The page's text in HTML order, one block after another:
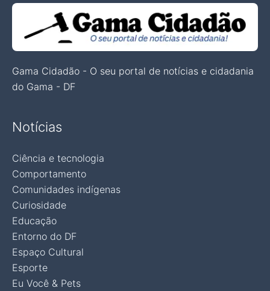
Gama Cidadão - O seu portal de notícias e cidadania
do Gama - DF
Notícias
Ciência e tecnologia
Comportamento
Comunidades indígenas
Curiosidade
Educação
Entorno do DF
Espaço Cultural
Esporte
Eu Você & Pets